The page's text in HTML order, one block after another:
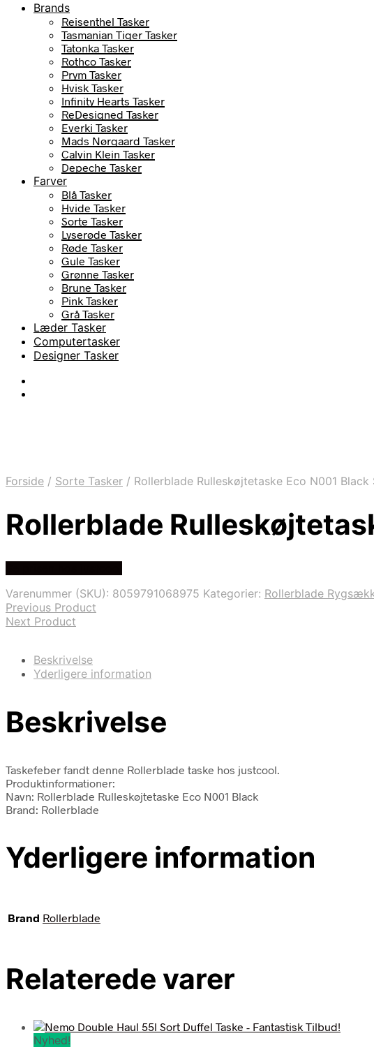
Brands
Reisenthel Tasker
Tasmanian Tiger Tasker
Tatonka Tasker
Rothco Tasker
Prym Tasker
Hvisk Tasker
Infinity Hearts Tasker
ReDesigned Tasker
Everki Tasker
Mads Nørgaard Tasker
Calvin Klein Tasker
Depeche Tasker
Farver
Blå Tasker
Hvide Tasker
Sorte Tasker
Lyserøde Tasker
Røde Tasker
Gule Tasker
Grønne Tasker
Brune Tasker
Pink Tasker
Grå Tasker
Læder Tasker
Computertasker
Designer Tasker
Forside / Sorte Tasker / Rollerblade Rulleskøjtetaske Eco N001
Rollerblade
Varenummer (SKU): 8059791068975 Kategorier: Rollerblade
Previous Product
Next Product
Beskrivelse
Yderligere information
Beskrivelse
Taskefeber fandt denne Rollerblade taske hos justcool.
Produktinformationer:
Navn: Rollerblade Rulleskøjtetaske Eco N001 Black
Brand: Rollerblade
Yderligere information
Brand Rollerblade
Relaterede varer
Nyhed!